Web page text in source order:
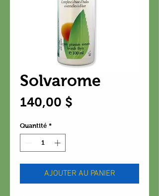
Solvarome
140,00 $
Quantité *
AJOUTER AU PANIER